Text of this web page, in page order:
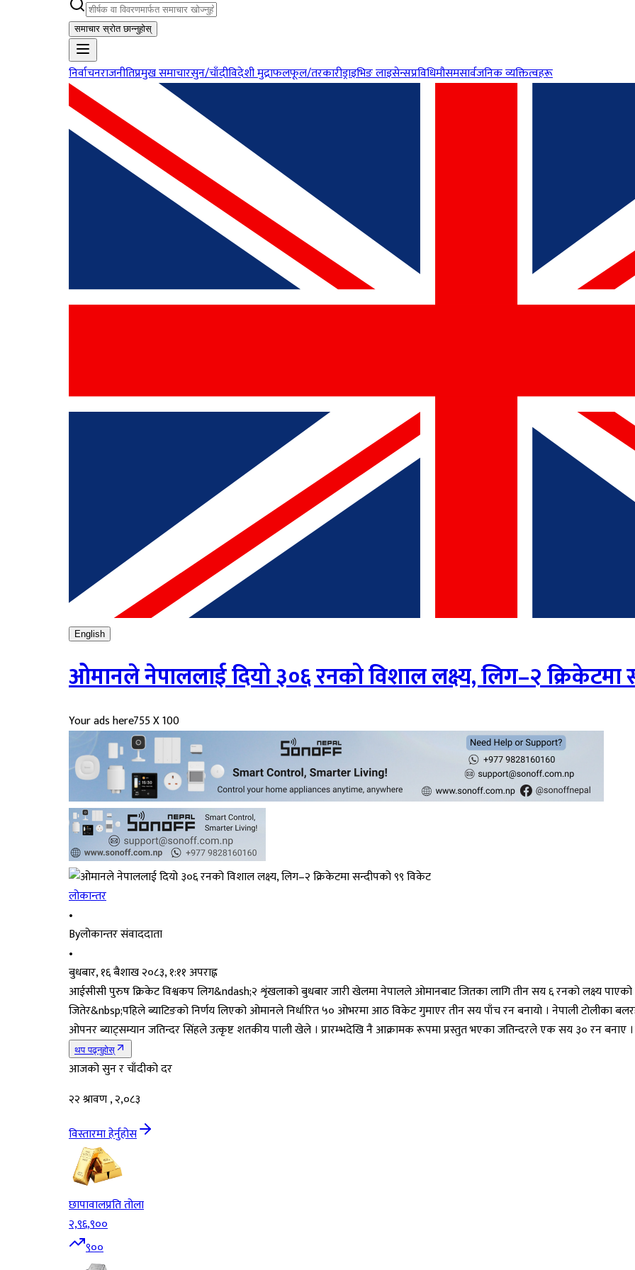
समाचार स्रोत छान्नुहोस्
निर्वाचनराजनीतिप्रमुख समाचारसुन/चाँदीविदेशी मुद्राफलफूल/तरकारीड्राइभिङ लाइसेन्सप्रविधिमौसमसार्वजनिक व्यक्तित्वहरू
English
ओमानले नेपाललाई दियो ३०६ रनको विशाल लक्ष्य, लिग–२ क्रिकेटमा
Your ads here755 X 100
लोकान्तर
•
Byलोकान्तर संवाददाता
•
बुधबार, १६ बैशाख २०८३, १:११ अपराह्न
आईसीसी पुरुष क्रिकेट विश्वकप लिग&ndash;२ शृंखलाको बुधबार जारी खेलमा नेपालले ओमानबाट जितका लागि तीन सय ६ रनको लक्ष्य पाएको छ ।
जितेर&nbsp;पहिले ब्याटिङको निर्णय लिएको ओमानले निर्धारित ५० ओभरमा आठ विकेट गुमाएर तीन सय पाँच रन बनायो । नेपाली
ओपनर ब्याट्सम्यान जतिन्दर सिंहले उत्कृष्ट शतकीय पाली खेले । प्रारम्भदेखि नै आक्रामक रूपमा प्रस्तुत भएका जतिन्दरले एक सय ३० रन
थप पढ्नुहोस्
आजको सुन र चाँदीको दर
२२ श्रावण , २,०८३
विस्तारमा हेर्नुहोस
छापावालप्रति तोला
२,९६,९००
९००